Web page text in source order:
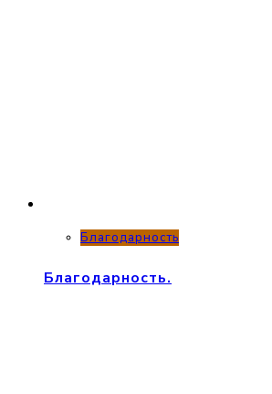
Благодарность
Благодарность.